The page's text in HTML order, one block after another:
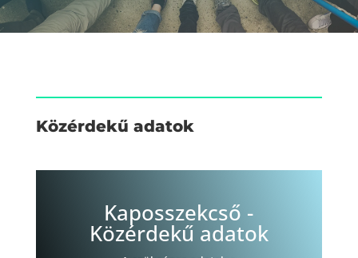
Közérdekű adatok
Kaposszekcső -
Közérdekű adatok